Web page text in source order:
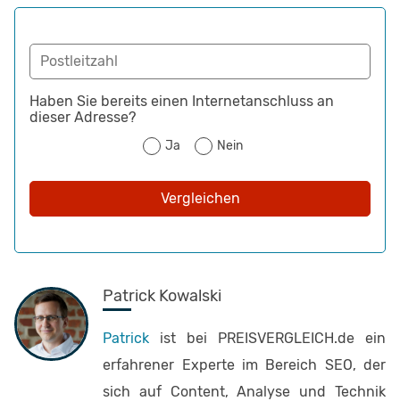
Postleitzahl
Haben Sie bereits einen Internetanschluss an
dieser Adresse?
Ja Nein
Vergleichen
Patrick Kowalski
Patrick ist bei PREISVERGLEICH.de ein
erfahrener Experte im Bereich SEO, der
sich auf Content, Analyse und Technik